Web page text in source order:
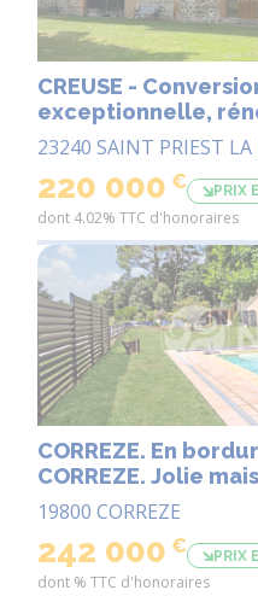
CREUSE -
exceptionnelle,
prestations haut de
et deux granges.
23240 SAINT PRIEST LA
220 000 € PRIX
dont 4.02% TTC d'honoraires
CORREZE. En
CORREZE. Jolie
avec piscine,
de 2 112 m².
19800 CORREZE
242 000 € PRIX
dont % TTC d'honoraires